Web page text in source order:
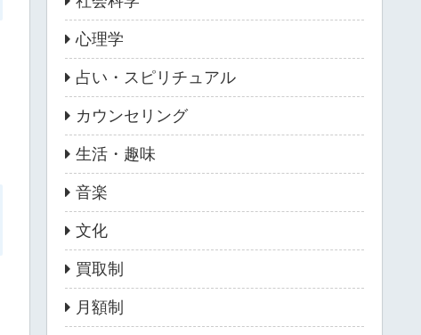
心理学
占い・スピリチュアル
カウンセリング
生活・趣味
音楽
文化
買取制
月額制